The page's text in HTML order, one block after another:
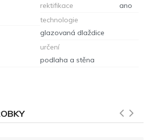
rektifikace
ano
technologie
glazovaná dlaždice
určení
podlaha a stěna